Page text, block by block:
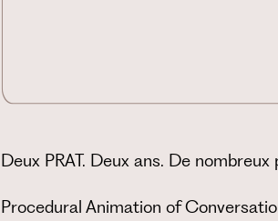
Deux PRAT. Deux ans. De
Procedural Animation of